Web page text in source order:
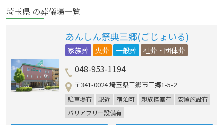
埼玉県 の葬儀場一覧
あんしん祭典三郷(ごじょいる)
家族葬 火葬 一般葬 社葬・団体葬
048-953-1194
〒341-0024 埼玉県三郷市三郷1-5-2
駐車場有 駅近 宿泊可 親族控室有
安置施設有
バリアフリー設備有